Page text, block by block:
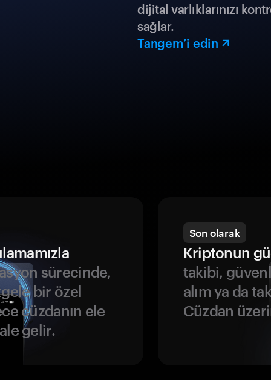
dijital varlıklarınızı
sağlar.
Tangem’i edin
sürecinde,
bir özel
cüzdanın ele
gelir.
Son olarak
Kriptonun
takibi,
alım ya da
Cüzdan